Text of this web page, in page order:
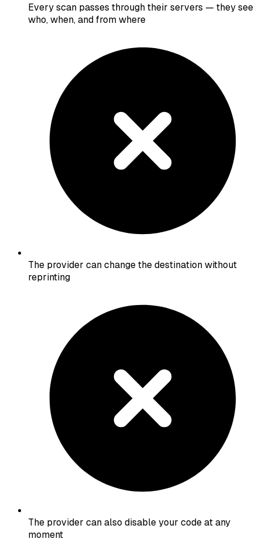
Every scan passes through their servers — they see
who, when, and from where
The provider can change the destination without
reprinting
The provider can also disable your code at any
moment